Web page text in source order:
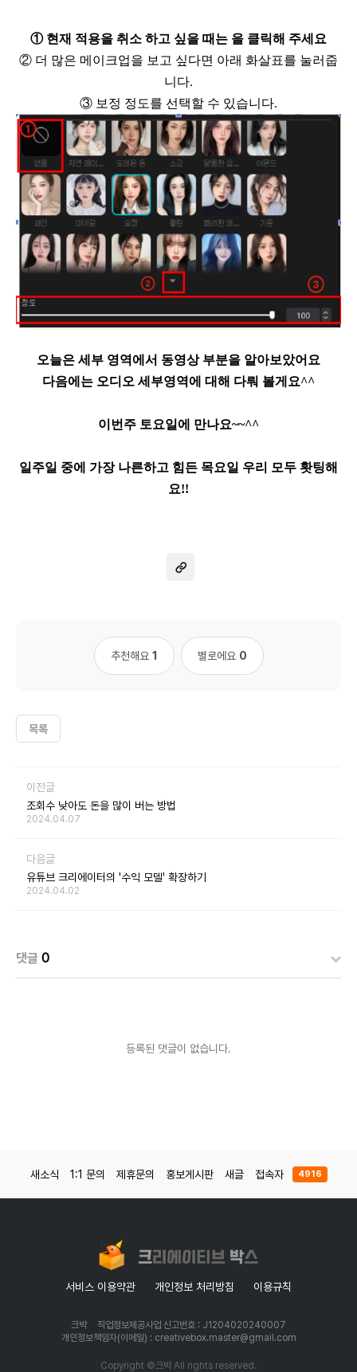
① 현재 적용을 취소 하고 싶을 때는 을 클릭해 주세요
② 더 많은 메이크업을 보고 싶다면 아래 화살표를 눌러줍
니다.
③ 보정 정도를 선택할 수 있습니다.
오늘은 세부 영역에서 동영상 부분을 알아보았어요
다음에는 오디오 세부영역에 대해 다뤄 볼게요^^
이번주 토요일에 만나요~~^^
일주일 중에 가장 나른하고 힘든 목요일 우리 모두 홧팅해
요!!
추천해요 1 별로에요 0
목록
이전글
조회수 낮아도 돈을 많이 버는 방법
2024.04.07
다음글
유튜브 크리에이터의 '수익 모델' 확장하기
2024.04.02
댓글 0
등록된 댓글이 없습니다.
새소식 1:1 문의 제휴문의 홍보게시판 새글 접속자 4916
서비스 이용약관 개인정보 처리방침 이용규칙
크박
직업정보제공사업 신고번호 : J1204020240007
개인정보책임자(이메일) : creativebox.master@gmail.com
Copyright ©크박 All rights reserved.